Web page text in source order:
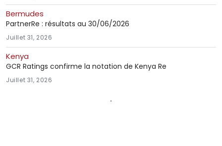
Bermudes
PartnerRe : résultats au 30/06/2026
Juillet 31, 2026
Kenya
GCR Ratings confirme la notation de Kenya Re
Juillet 31, 2026